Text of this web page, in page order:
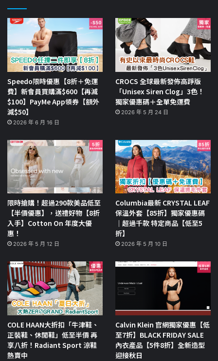
Speedo限時優惠【8折＋免運
費】新會員買購滿$600【再減
$100】PayMe App領券【額外
減$50】
2026 年 6 月 16 日
CROCS 全球最新發佈高踭版
「Unisex Siren Clog」3色！
獨家優惠碼＋全單免運費
2026 年 5 月 24 日
限時搶購！超過290款美品低至
【半價優惠】，送禮好物【8折
入手】Cotton On 年度大優
惠！
2026 年 5 月 12 日
Columbia最新 CRYSTAL LEAF
保溫外套【85折】獨家優惠碼
｜超過千款 特定商品【低至5
折】
2026 年 5 月 10 日
COLE HAAN大折扣「牛津鞋、
正裝鞋、休閒鞋」低至半價 再
享八折！Radiant Sport 涼鞋
熱賣中
Calvin Klein 官網獨家優惠【低
至7折】BLACK FRIDAY SALE
內衣產品【5件8折】全新造型
迎接秋日